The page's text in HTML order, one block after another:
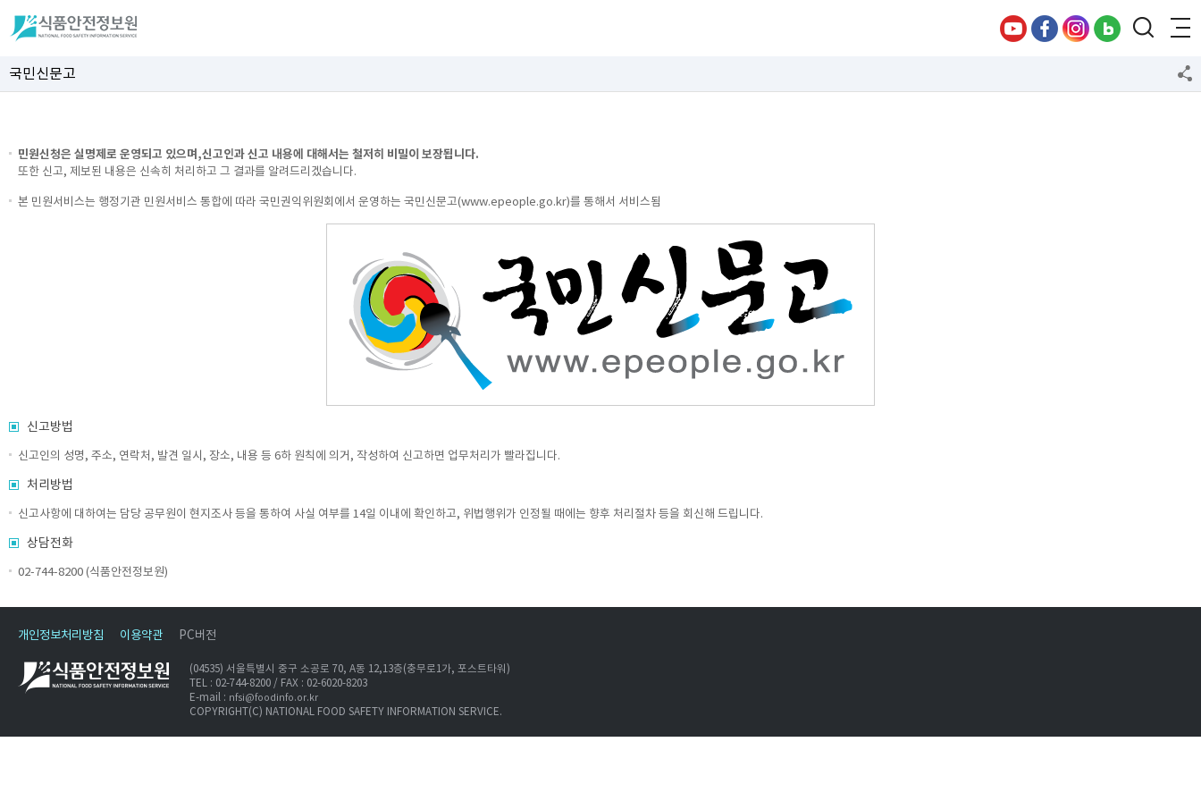
국민신문고
민원신청은 실명제로 운영되고 있으며,신고인과 신고 내용에 대해서는 철저히 비밀이 보장됩니다.
또한 신고, 제보된 내용은 신속히 처리하고 그 결과를 알려드리겠습니다.
본 민원서비스는 행정기관 민원서비스 통합에 따라 국민권익위원회에서 운영하는 국민신문고(www.epeople.go.kr)를 통해서 서비스됨
신고방법
신고인의 성명, 주소, 연락처, 발견 일시, 장소, 내용 등 6하 원칙에 의거, 작성하여 신고하면 업무처리가 빨라집니다.
처리방법
신고사항에 대하여는 담당 공무원이 현지조사 등을 통하여 사실 여부를 14일 이내에 확인하고, 위법행위가 인정될 때에는 향후 처리절차 등을 회신해 드립니다.
상담전화
02-744-8200 (식품안전정보원)
개인정보처리방침 이용약관 PC버전
(04535) 서울특별시 중구 소공로 70, A동 12,13층(충무로1가, 포스트타워)
TEL : 02-744-8200 / FAX : 02-6020-8203
E-mail : nfsi@foodinfo.or.kr
COPYRIGHT(C) NATIONAL FOOD SAFETY INFORMATION SERVICE.